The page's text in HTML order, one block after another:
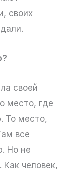
своих
своей
место, где
То место,
все
Но не
человек,